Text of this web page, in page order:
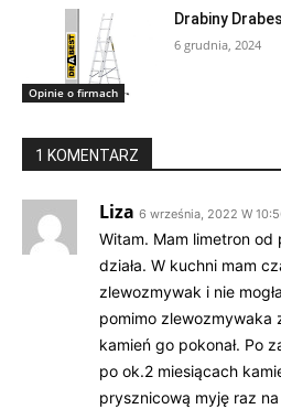
Opinie o firmach
Drabiny
6 grudnia, 2024
1 KOMENTARZ
Liza 6 września, 2022 W
Witam. Mam limetron od
działa. W kuchni mam
zlewozmywak i nie
pomimo zlewozmywaka
kamień go pokonał. Po
po ok.2 miesiącach
prysznicową myję raz